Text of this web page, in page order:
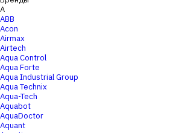
A
ABB
Acon
Airmax
Airtech
Aqua Control
Aqua Forte
Aqua Industrial Group
Aqua Technix
Aqua-Tech
Aquabot
AquaDoctor
Aquant